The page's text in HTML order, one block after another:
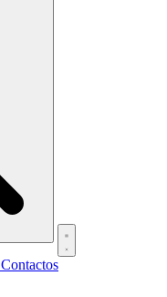
Contactos